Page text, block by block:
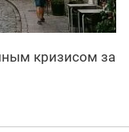
кризисом за